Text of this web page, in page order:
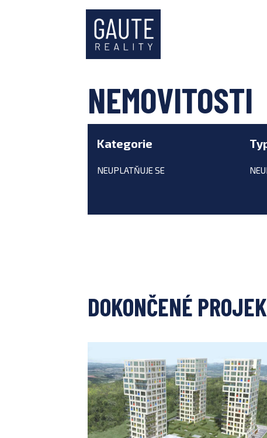
NEMOVITOSTI
Kategorie
NEUPLATŇUJE SE
DOKONČENÉ